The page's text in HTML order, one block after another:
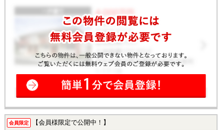
会員限定 【会員様限定で公開中！】